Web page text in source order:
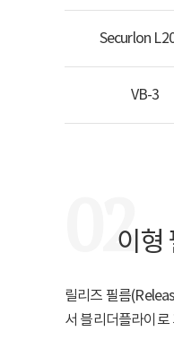
Securlon
VB-3
02
이형
릴리즈 필름
서 블리더플라이로